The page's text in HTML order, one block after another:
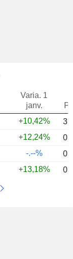
Varia. 1
janv.
+10,42%
+12,24%
-.--%
+13,18%